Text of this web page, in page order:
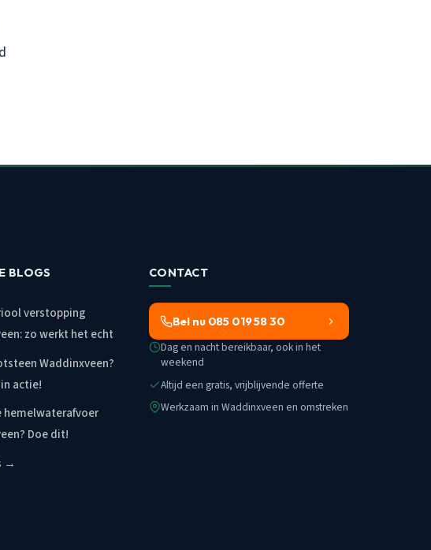
BLOGS
verstopping
zo werkt het echt
Waddinxveen?
actie!
hemelwaterafvoer
Doe dit!
→
CONTACT
Bel nu 085 019 58 30
Dag en nacht bereikbaar, ook in het
weekend
Altijd een gratis, vrijblijvende offerte
Werkzaam in Waddinxveen en omstreken